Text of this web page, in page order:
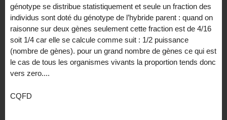
génotype se distribue statistiquement et seule un fraction des
individus sont doté du génotype de l’hybride parent : quand on
raisonne sur deux gènes seulement cette fraction est de 4/16
soit 1/4 car elle se calcule comme suit : 1/2 puissance
(nombre de gènes). pour un grand nombre de gènes ce qui est
le cas de tous les organismes vivants la proportion tends donc
vers zero....
CQFD